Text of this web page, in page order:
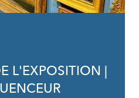
L'EXPOSITION |